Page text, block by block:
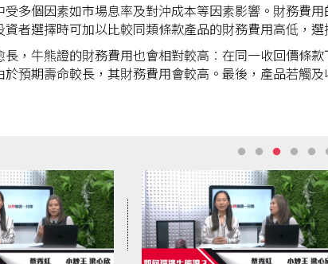
多個因素如市場息率及對沖成本等因素影響。財務費
者選擇時可加以比較同類條款產品的財務費用高低，
，牛熊證的財務費用也會相對較高︰在同一收回價條
預期壽命較長，其財務費用會較高。最後，產品若觸